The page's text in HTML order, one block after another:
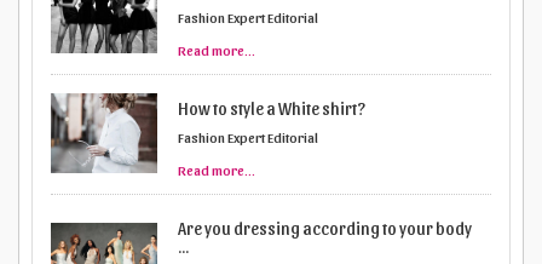
Fashion Expert Editorial
Read more...
How to style a White shirt?
Fashion Expert Editorial
Read more...
Are you dressing according to your body
...